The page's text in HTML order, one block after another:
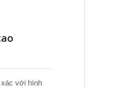
xác với hình